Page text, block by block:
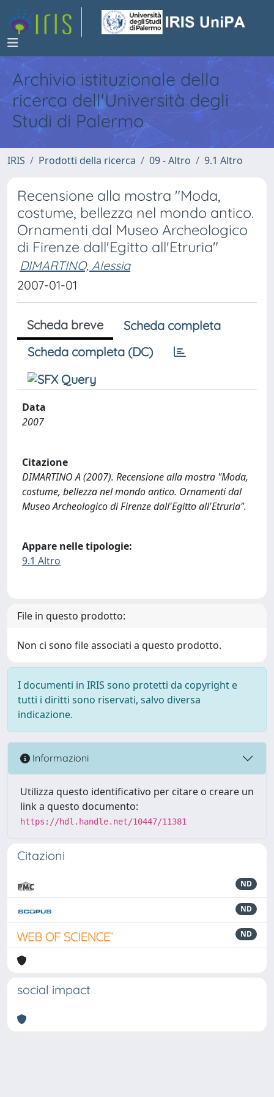
Archivio istituzionale della
ricerca dell'Università degli
Studi di Palermo
IRIS Prodotti della ricerca 09 - Altro 9.1 Altro
Recensione alla mostra "Moda,
costume, bellezza nel mondo antico.
Ornamenti dal Museo Archeologico
di Firenze dall'Egitto all'Etruria"
DIMARTINO, Alessia
2007-01-01
Scheda breve
Scheda completa
Scheda completa (DC)
Data
2007
Citazione
DIMARTINO A (2007). Recensione alla mostra "Moda,
costume, bellezza nel mondo antico. Ornamenti dal
Museo Archeologico di Firenze dall'Egitto all'Etruria".
Appare nelle tipologie:
9.1 Altro
File in questo prodotto:
Non ci sono file associati a questo prodotto.
I documenti in IRIS sono protetti da copyright e
tutti i diritti sono riservati, salvo diversa
indicazione.
Informazioni
Utilizza questo identificativo per citare o creare un
link a questo documento:
https://hdl.handle.net/10447/11381
Citazioni
ND
ND
ND
social impact